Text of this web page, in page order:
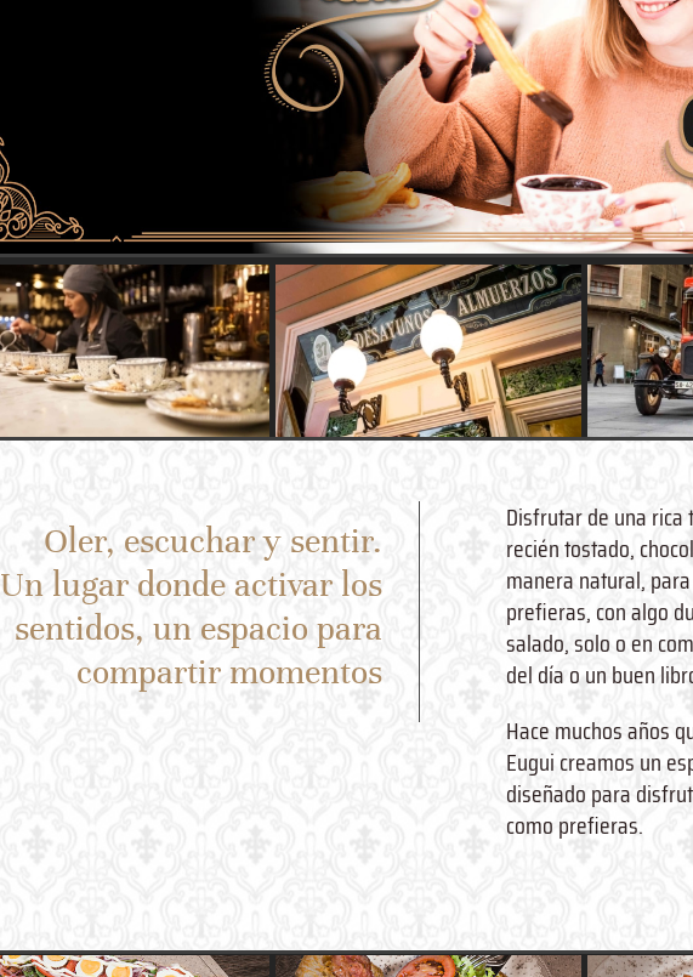
Oler, escuchar y sentir.
Un lugar donde activar los
sentidos, un espacio para
compartir momentos
Disfrutar de una
recién tostado,
manera natural,
prefieras, con algo
salado, solo o en
del día o un buen
Hace muchos años
Eugui creamos un
diseñado para
como prefieras.